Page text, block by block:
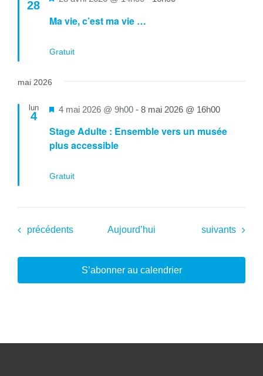
28
Ma vie, c’est ma vie …
avant
Gratuit
mai 2026
lun
4
Stage Adulte : Ensemble vers un musée
plus accessible
Mis
avant
4 mai 2026 @ 9h00 - 8 mai 2026 @ 16h00
Gratuit
Évènements
précédents Aujourd’hui Évènements
suivants
S’abonner au calendrier